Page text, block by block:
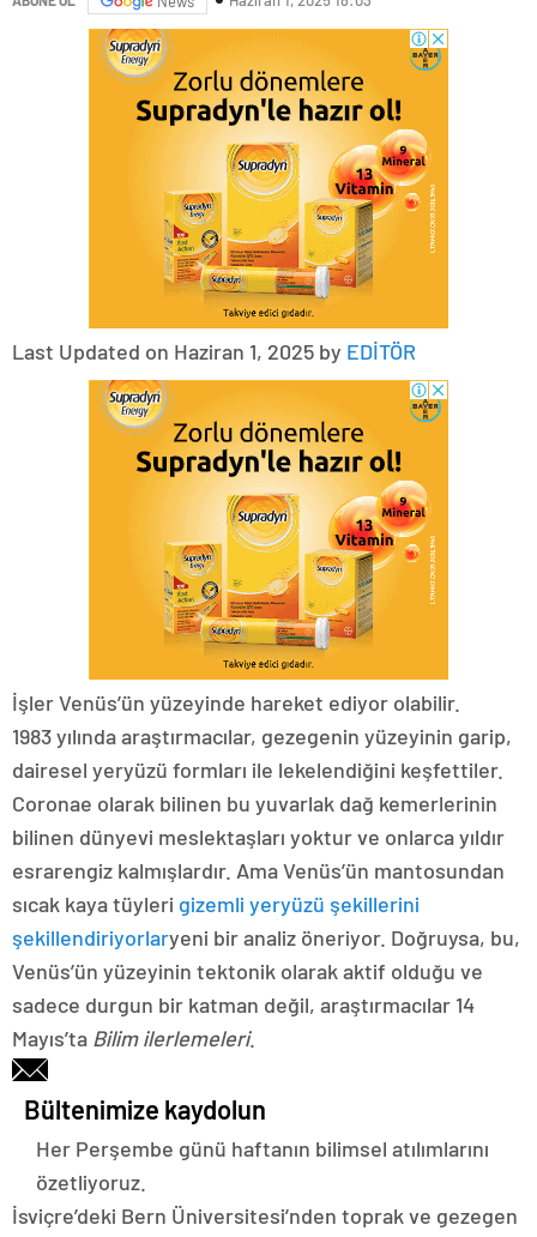
Last Updated on Haziran 1, 2025 by EDİTÖR
İşler Venüs’ün yüzeyinde hareket ediyor olabilir.
1983 yılında araştırmacılar, gezegenin yüzeyinin garip,
dairesel yeryüzü formları ile lekelendiğini keşfettiler.
Coronae olarak bilinen bu yuvarlak dağ kemerlerinin
bilinen dünyevi meslektaşları yoktur ve onlarca yıldır
esrarengiz kalmışlardır. Ama Venüs’ün mantosundan
sıcak kaya tüyleri gizemli yeryüzü şekillerini
şekillendiriyorlaryeni bir analiz öneriyor. Doğruysa, bu,
Venüs’ün yüzeyinin tektonik olarak aktif olduğu ve
sadece durgun bir katman değil, araştırmacılar 14
Mayıs’ta Bilim ilerlemeleri.
Bültenimize kaydolun
Her Perşembe günü haftanın bilimsel atılımlarını
özetliyoruz.
İsviçre’deki Bern Üniversitesi’nden toprak ve gezegen